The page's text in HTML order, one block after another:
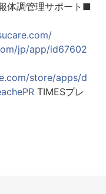
体調管理サポート■
jp/app/id67602
store/apps/d
TIMESプレ